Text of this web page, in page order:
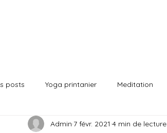
posts Yoga printanier Meditation
Coherence Cardiaque Alimentation saine
Admin 7 févr. 2021 4 min de lecture